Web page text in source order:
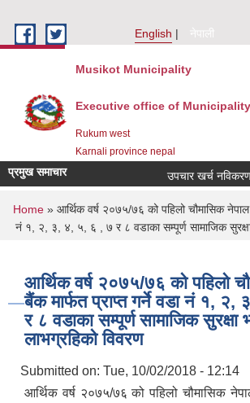
English
नेपाली
Musikot Municipality
Executive office of Municipality
Rukum west
Karnali province nepal
प्रमुख समाचार उपचार खर्च नविकरण
You are here
Home» आर्थिक वर्ष २०७५/७६ को पहिलो चौमासिक नेपाल
नं १, २, ३, ४, ५, ६ , ७ र ८ वडाका सम्पूर्ण सामाजिक सुरक्षा
आर्थिक वर्ष २०७५/७६ को पहिलो
बैंक मार्फत प्राप्त गर्ने वडा नं १,
र ८ वडाका सम्पूर्ण सामाजिक सुरक्षा
लाभग्रहिको विवरण
Submitted on: Tue, 10/02/2018 - 12:14
आर्थिक वर्ष २०७५/७६ को पहिलो चौमासिक